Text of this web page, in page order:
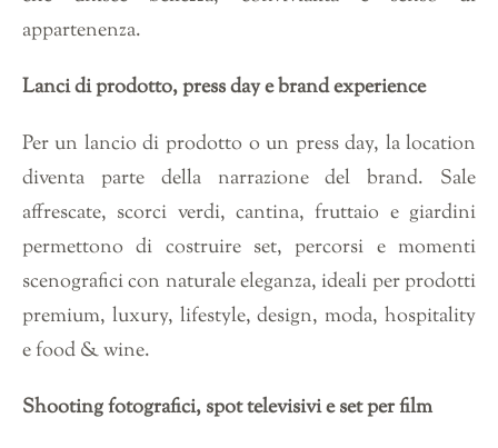
appartenenza.
Lanci di prodotto, press day e brand experience
Per un lancio di prodotto o un press day, la location
diventa parte della narrazione del brand. Sale
affrescate, scorci verdi, cantina, fruttaio e giardini
permettono di costruire set, percorsi e momenti
scenografici con naturale eleganza, ideali per prodotti
premium, luxury, lifestyle, design, moda, hospitality
e food & wine.
Shooting fotografici, spot televisivi e set per film